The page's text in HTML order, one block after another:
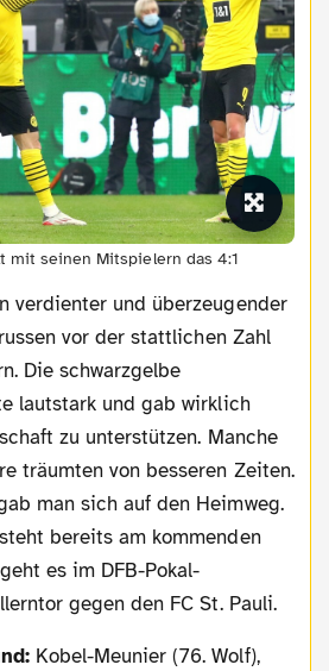
mit seinen Mitspielern das 4:1
vor der stattlichen Zahl
Die schwarzgelbe
lautstark und gab wirklich
zu unterstützen. Manche
träumten von besseren Zeiten.
man sich auf den Heimweg.
bereits am kommenden
es im DFB-Pokal-
gegen den FC St. Pauli.
Kobel-Meunier (76. Wolf),